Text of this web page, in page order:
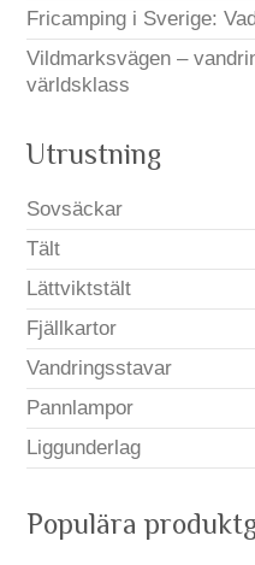
Fricamping i Sverige:
Vildmarksvägen –
världsklass
Utrustning
Sovsäckar
Tält
Lättviktstält
Fjällkartor
Vandringsstavar
Pannlampor
Liggunderlag
Populära